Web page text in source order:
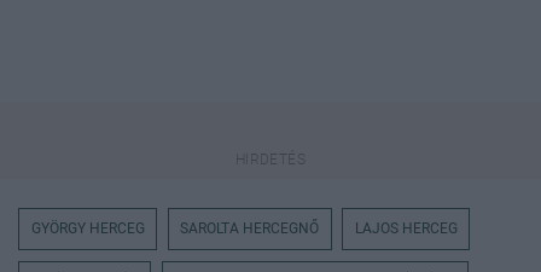
GYÖRGY HERCEG SAROLTA HERCEGNŐ LAJOS HERCEG